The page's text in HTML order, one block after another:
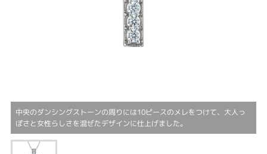
中央のダンシングストーンの周りには10ピースのメレをつけて、大人っ
ぽさと女性らしさを混ぜたデザインに仕上げました。